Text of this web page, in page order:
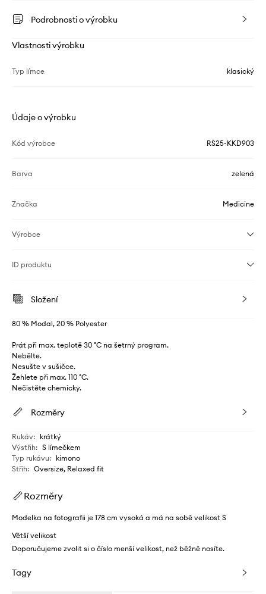
Podrobnosti o výrobku
Vlastnosti výrobku
Typ límce klasický
Údaje o výrobku
Kód výrobce RS25-KKD903
Barva zelená
Značka Medicine
Výrobce
ID produktu
Složení
80 % Modal, 20 % Polyester
Prát při max. teplotě 30 °C na šetrný program.
Nebělte.
Nesušte v sušičce.
Žehlete při max. 110 °C.
Nečistěte chemicky.
Rozměry
Rukáv: krátký
Výstřih: S límečkem
Typ rukávu: kimono
Střih: Oversize, Relaxed fit
Rozměry
Modelka na fotografii je 178 cm vysoká a má na sobě velikost S
Větší velikost
Doporučujeme zvolit si o číslo menší velikost, než běžně nosíte.
Tagy